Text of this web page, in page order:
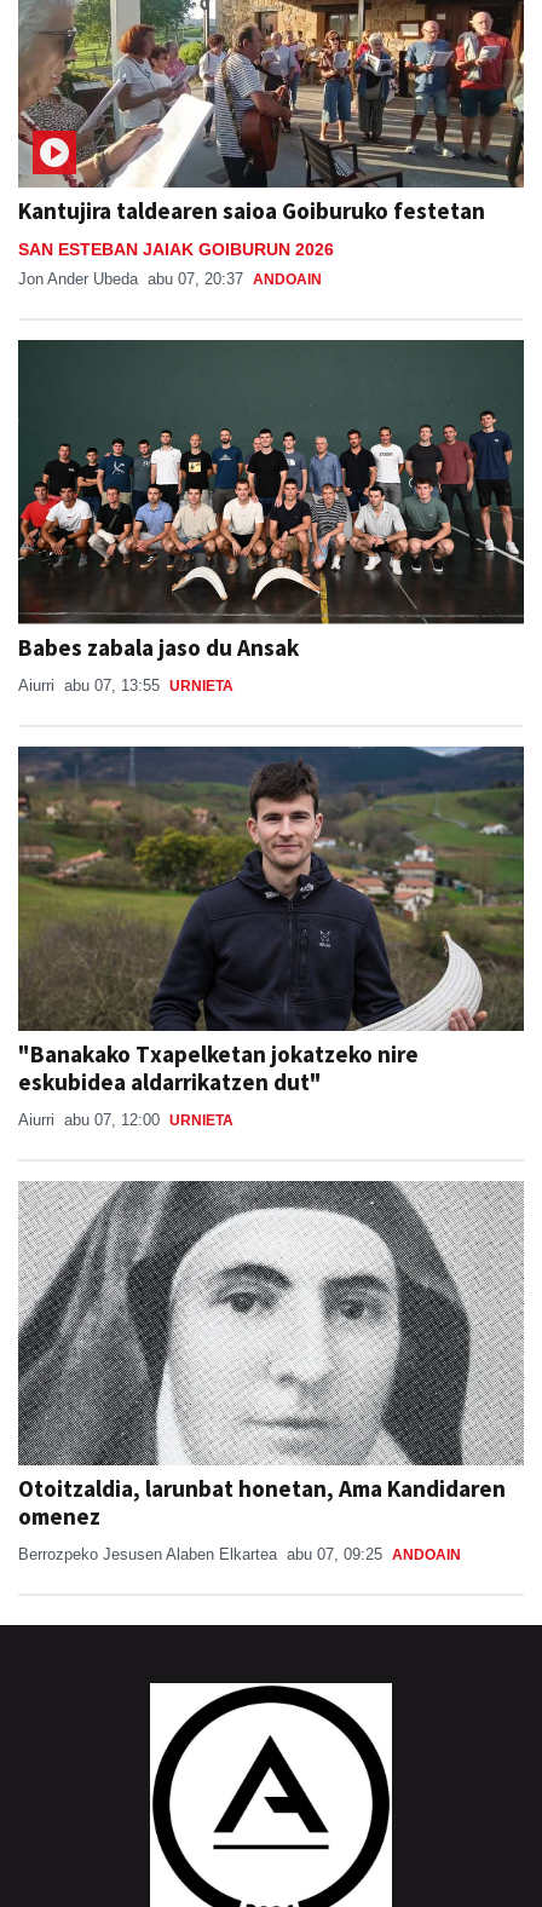
Kantujira taldearen saioa Goiburuko festetan
SAN ESTEBAN JAIAK GOIBURUN 2026
Jon Ander Ubeda abu 07, 20:37 ANDOAIN
Babes zabala jaso du Ansak
Aiurri abu 07, 13:55 URNIETA
"Banakako Txapelketan jokatzeko nire
eskubidea aldarrikatzen dut"
Aiurri abu 07, 12:00 URNIETA
Otoitzaldia, larunbat honetan, Ama Kandidaren
omenez
Berrozpeko Jesusen Alaben Elkartea abu 07, 09:25 ANDOAIN